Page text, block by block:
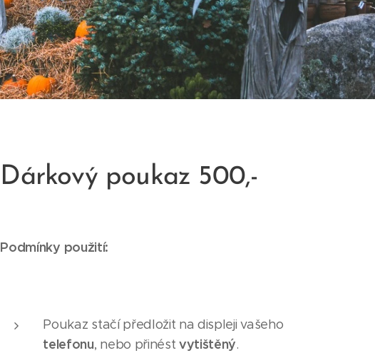
Dárkový poukaz 500,-
Podmínky použití:
Poukaz stačí předložit na displeji vašeho
telefonu, nebo přinéstvytištěný.